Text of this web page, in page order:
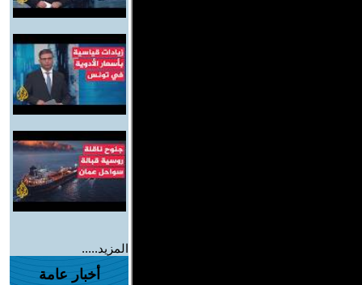
المزيد.....
أخبار عامة